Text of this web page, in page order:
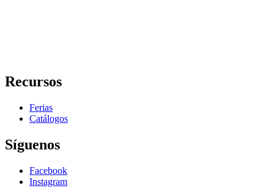
Recursos
Ferias
Catálogos
Síguenos
Facebook
Instagram